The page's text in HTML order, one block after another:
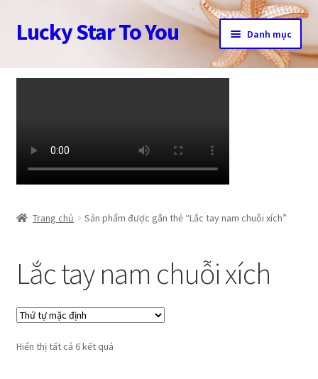
Đi
đến
hướng
Chuyển
đến
dung
Lucky Star To You Danh mục
Trang chủ
Cửa hàng
Tài khoản
Trang chủ Sản phẩm được gắn thẻ “Lắc tay nam chuỗi xích”
Lắc tay nam chuỗi xích
Hiển thị tất cả 6 kết quả